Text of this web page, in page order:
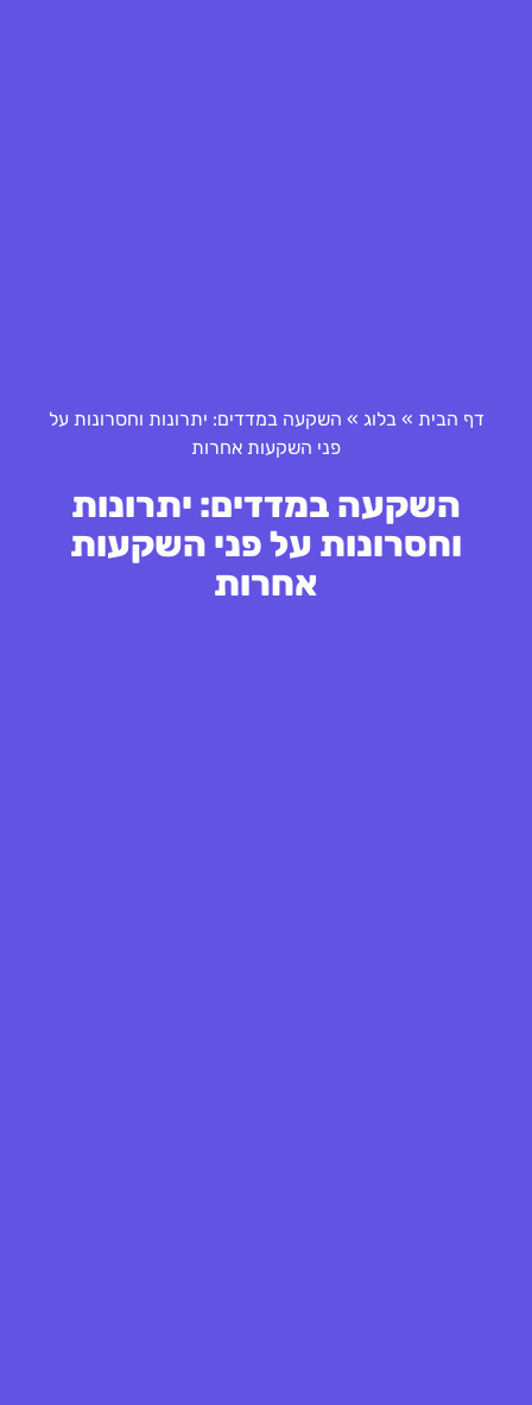
דף הבית »בלוג » השקעה במדדים: יתרונות וחסרונות על
פני השקעות אחרות
השקעה במדדים: יתרונות
וחסרונות על פני השקעות
אחרות